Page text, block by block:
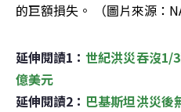
的巨額損失。 （圖片來源：
延伸閱讀1： 世紀洪災吞沒1/
億美元
延伸閱讀2： 巴基斯坦洪災後